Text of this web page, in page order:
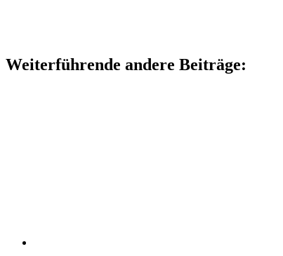
Weiterführende andere Beiträge: